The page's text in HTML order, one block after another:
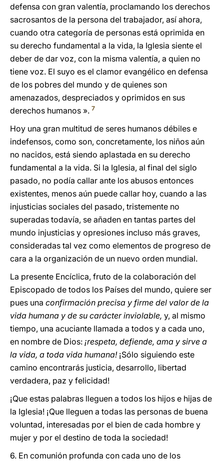
defensa con gran valentía, proclamando los derechos
sacrosantos de la persona del trabajador, así ahora,
cuando otra categoría de personas está oprimida en
su derecho fundamental a la vida, la Iglesia siente el
deber de dar voz, con la misma valentía, a quien no
tiene voz. El suyo es el clamor evangélico en defensa
de los pobres del mundo y de quienes son
amenazados, despreciados y oprimidos en sus
derechos humanos ». 7
Hoy una gran multitud de seres humanos débiles e
indefensos, como son, concretamente, los niños aún
no nacidos, está siendo aplastada en su derecho
fundamental a la vida. Si la Iglesia, al final del siglo
pasado, no podía callar ante los abusos entonces
existentes, menos aún puede callar hoy, cuando a las
injusticias sociales del pasado, tristemente no
superadas todavía, se añaden en tantas partes del
mundo injusticias y opresiones incluso más graves,
consideradas tal vez como elementos de progreso de
cara a la organización de un nuevo orden mundial.
La presente Encíclica, fruto de la colaboración del
Episcopado de todos los Países del mundo, quiere ser
pues una confirmación precisa y firme del valor de la
vida humana y de su carácter inviolable, y, al mismo
tiempo, una acuciante llamada a todos y a cada uno,
en nombre de Dios: ¡respeta, defiende, ama y sirve a
la vida, a toda vida humana! ¡Sólo siguiendo este
camino encontrarás justicia, desarrollo, libertad
verdadera, paz y felicidad!
¡Que estas palabras lleguen a todos los hijos e hijas de
la Iglesia! ¡Que lleguen a todas las personas de buena
voluntad, interesadas por el bien de cada hombre y
mujer y por el destino de toda la sociedad!
6. En comunión profunda con cada uno de los